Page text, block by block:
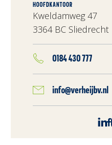
HOOFDKANTOOR
Kweldamweg 47
3364 BC Sliedrecht
0184 430 777
info@verheijbv.nl